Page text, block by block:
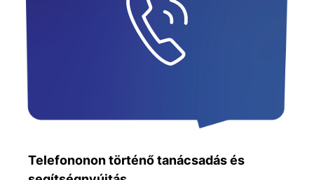
Telefononon történő tanácsadás és